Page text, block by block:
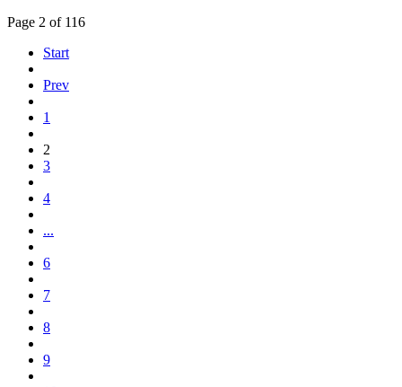
Page 2 of 116
Start
Prev
1
2
3
4
...
6
7
8
9